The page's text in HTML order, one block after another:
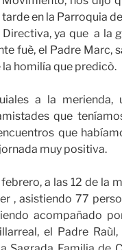
tarde en la Parroquia
ya que a la
fuè, el Padre Marc,
homilía que predicò.
a la merienda,
que
que
muy positiva.
a las 12 de la
, asistiendo 77
acompañado
el Padre